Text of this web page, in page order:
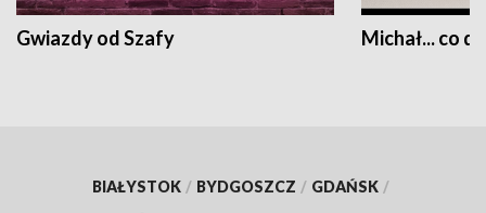
Gwiazdy od Szafy Michał... co
BIAŁYSTOK / BYDGOSZCZ / GDAŃSK /